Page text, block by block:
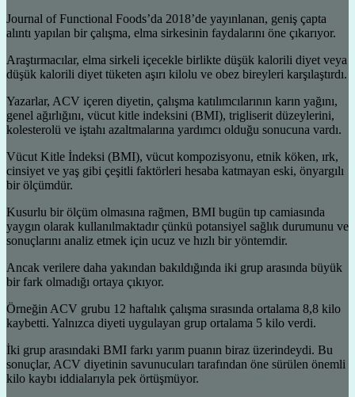
Journal of Functional Foods’da 2018’de yayınlanan, geniş çapta
alıntı yapılan bir çalışma, elma sirkesinin faydalarını öne çıkarıyor.
Araştırmacılar, elma sirkeli içecekle birlikte düşük kalorili diyet veya
düşük kalorili diyet tüketen aşırı kilolu ve obez bireyleri karşılaştırdı.
Yazarlar, ACV içeren diyetin, çalışma katılımcılarının karın yağını,
genel ağırlığını, vücut kitle indeksini (BMI), trigliserit düzeylerini,
kolesterolü ve iştahı azaltmalarına yardımcı olduğu sonucuna vardı.
Vücut Kitle İndeksi (BMI), vücut kompozisyonu, etnik köken, ırk,
cinsiyet ve yaş gibi çeşitli faktörleri hesaba katmayan eski, önyargılı
bir ölçümdür.
Kusurlu bir ölçüm olmasına rağmen, BMI bugün tıp camiasında
yaygın olarak kullanılmaktadır çünkü potansiyel sağlık durumunu ve
sonuçlarını analiz etmek için ucuz ve hızlı bir yöntemdir.
Ancak verilere daha yakından bakıldığında iki grup arasında büyük
bir fark olmadığı ortaya çıkıyor.
Örneğin ACV grubu 12 haftalık çalışma sırasında ortalama 8,8 kilo
kaybetti. Yalnızca diyeti uygulayan grup ortalama 5 kilo verdi.
İki grup arasındaki BMI farkı yarım puanın biraz üzerindeydi. Bu
sonuçlar, ACV diyetinin savunucuları tarafından öne sürülen önemli
kilo kaybı iddialarıyla pek örtüşmüyor.